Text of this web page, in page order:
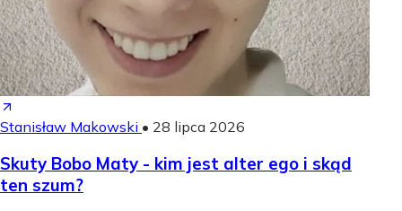
Stanisław Makowski • 28 lipca 2026
Skuty Bobo Maty - kim jest alter ego i skąd
ten szum?